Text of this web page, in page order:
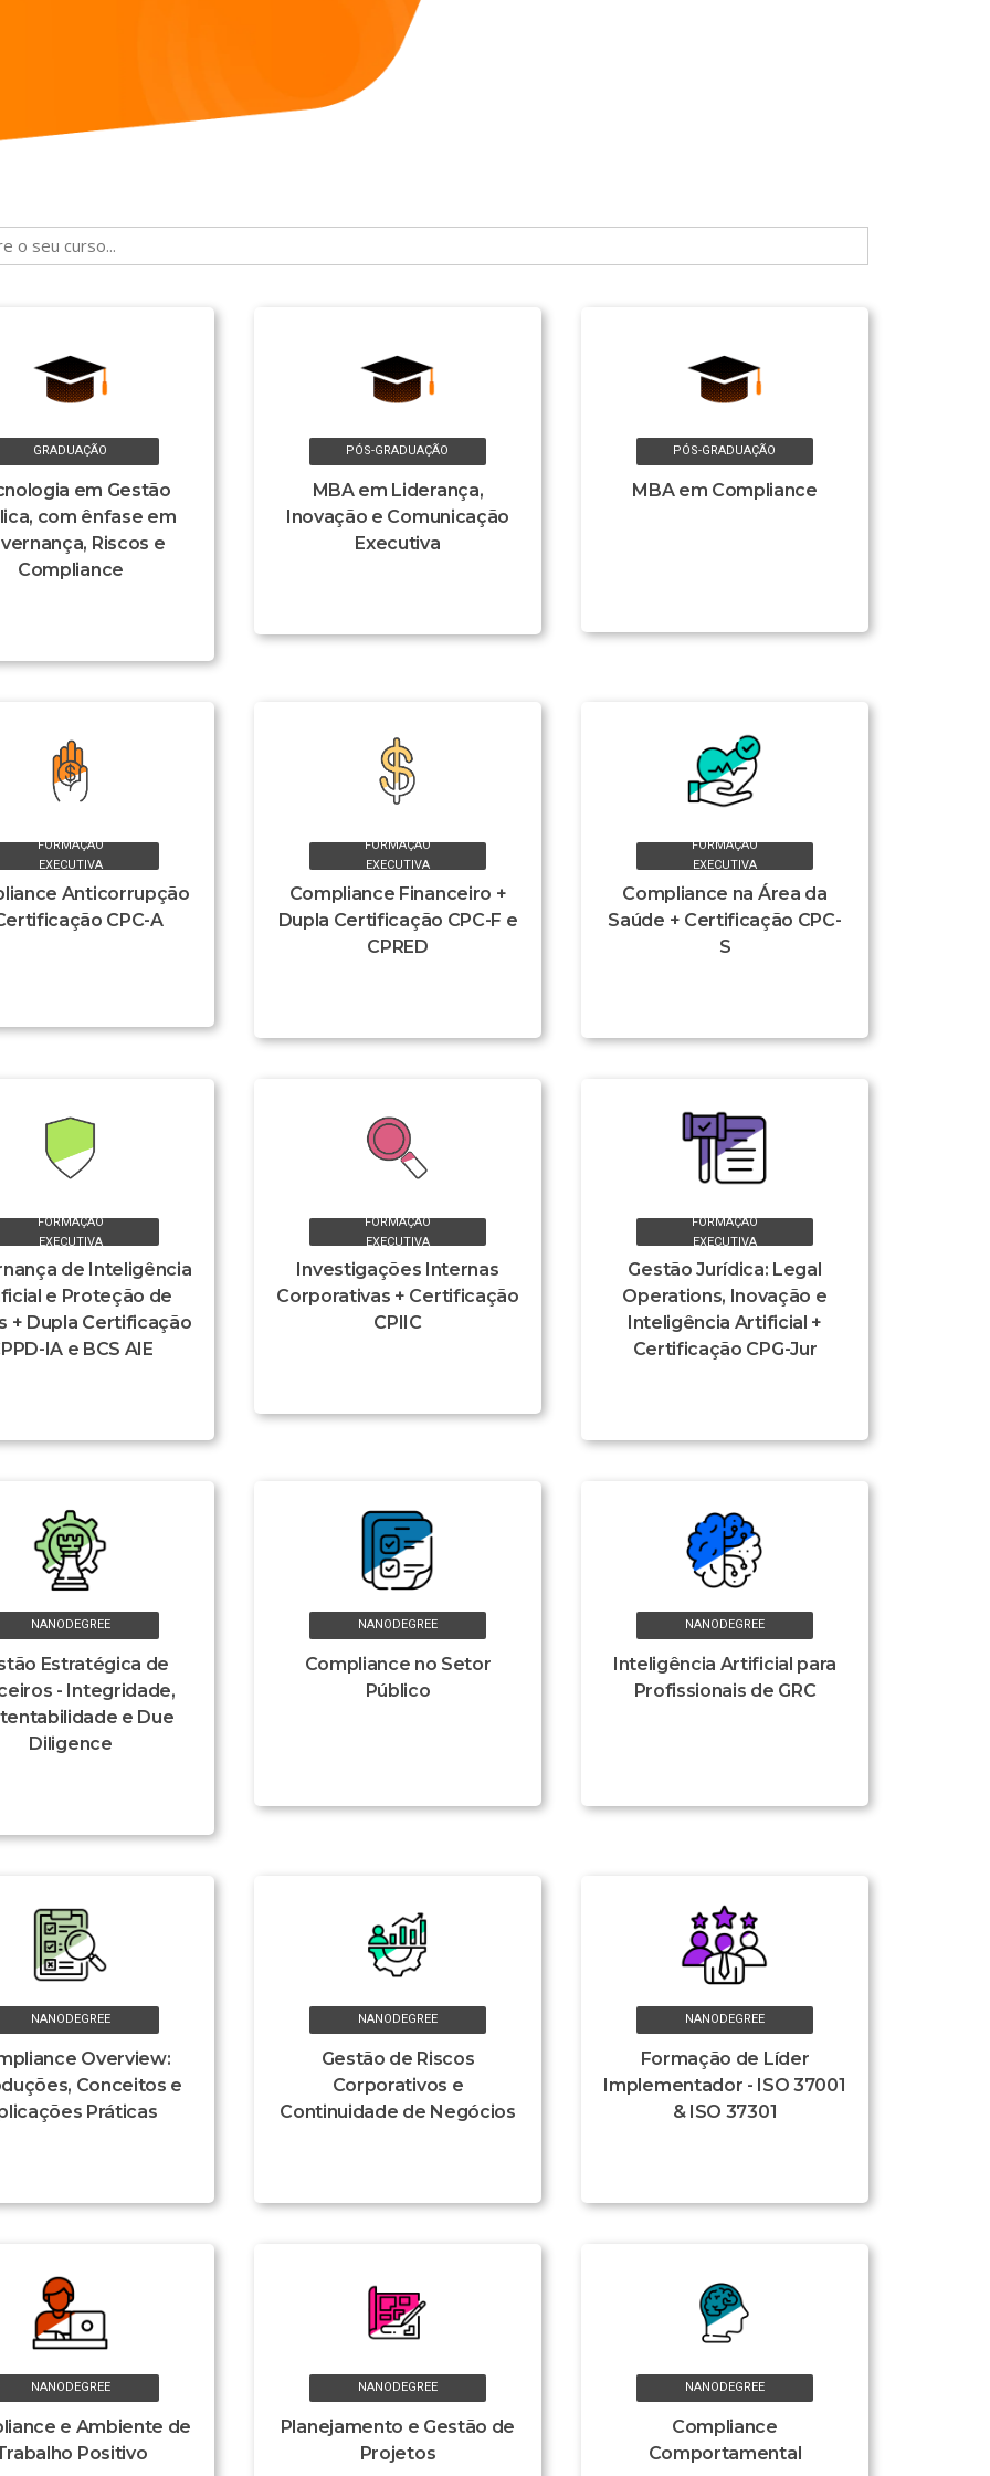
GRADUAÇÃO
em Gestão
com ênfase em
Riscos e
Compliance
PÓS-GRADUAÇÃO
MBA em Liderança,
Inovação e Comunicação
Executiva
PÓS-GRADUAÇÃO
MBA em Compliance
FORMAÇÃO
EXECUTIVA
Anticorrupção
CPC-A
FORMAÇÃO
EXECUTIVA
Compliance Financeiro +
Dupla Certificação CPC-F e
CPRED
FORMAÇÃO
EXECUTIVA
Compliance na Área da
Saúde + Certificação CPC-
S
FORMAÇÃO
EXECUTIVA
de Inteligência
e Proteção de
+ Dupla Certificação
IA e BCS AIE
FORMAÇÃO
EXECUTIVA
Investigações Internas
Corporativas + Certificação
CPIIC
FORMAÇÃO
EXECUTIVA
Gestão Jurídica: Legal
Operations, Inovação e
Inteligência Artificial +
Certificação CPG-Jur
NANODEGREE
Estratégica de
- Integridade,
e Due
Diligence
NANODEGREE
Compliance no Setor
Público
NANODEGREE
Inteligência Artificial para
Profissionais de GRC
NANODEGREE
Overview:
Conceitos e
Práticas
NANODEGREE
Gestão de Riscos
Corporativos e
Continuidade de Negócios
NANODEGREE
Formação de Líder
Implementador - ISO 37001
& ISO 37301
NANODEGREE
e Ambiente de
Positivo
NANODEGREE
Planejamento e Gestão de
Projetos
NANODEGREE
Compliance
Comportamental